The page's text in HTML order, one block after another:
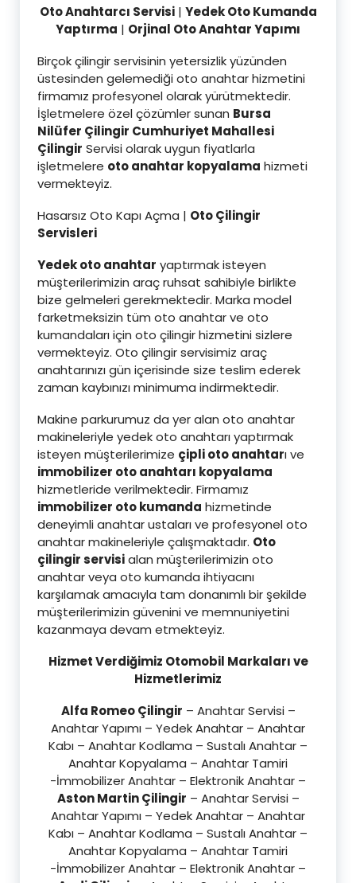
Oto Anahtarcı Servisi| Yedek Oto Kumanda
Yaptırma | Orjinal Oto Anahtar Yapımı
Birçok çilingir servisinin yetersizlik yüzünden
üstesinden gelemediği oto anahtar hizmetini
firmamız profesyonel olarak yürütmektedir.
İşletmelere özel çözümler sunan Bursa
Nilüfer Çilingir Cumhuriyet Mahallesi
Çilingir Servisi olarak uygun fiyatlarla
işletmelere oto anahtar kopyalama hizmeti
vermekteyiz.
Hasarsız Oto Kapı Açma | Oto Çilingir
Servisleri
Yedek oto anahtar yaptırmak isteyen
müşterilerimizin araç ruhsat sahibiyle birlikte
bize gelmeleri gerekmektedir. Marka model
farketmeksizin tüm oto anahtar ve oto
kumandaları için oto çilingir hizmetini sizlere
vermekteyiz. Oto çilingir servisimiz araç
anahtarınızı gün içerisinde size teslim ederek
zaman kaybınızı minimuma indirmektedir.
Makine parkurumuz da yer alan oto anahtar
makineleriyle yedek oto anahtarı yaptırmak
isteyen müşterilerimize çipli oto anahtarı ve
immobilizer oto anahtarı kopyalama
hizmetleride verilmektedir. Firmamız
immobilizer oto kumanda hizmetinde
deneyimli anahtar ustaları ve profesyonel oto
anahtar makineleriyle çalışmaktadır. Oto
çilingir servisialan müşterilerimizin oto
anahtar veya oto kumanda ihtiyacını
karşılamak amacıyla tam donanımlı bir şekilde
müşterilerimizin güvenini ve memnuniyetini
kazanmaya devam etmekteyiz.
Hizmet Verdiğimiz Otomobil Markaları ve
Hizmetlerimiz
Alfa Romeo Çilingir – Anahtar Servisi –
Anahtar Yapımı – Yedek Anahtar – Anahtar
Kabı – Anahtar Kodlama – Sustalı Anahtar –
Anahtar Kopyalama – Anahtar Tamiri
-İmmobilizer Anahtar – Elektronik Anahtar –
Aston Martin Çilingir – Anahtar Servisi –
Anahtar Yapımı – Yedek Anahtar – Anahtar
Kabı – Anahtar Kodlama – Sustalı Anahtar –
Anahtar Kopyalama – Anahtar Tamiri
-İmmobilizer Anahtar – Elektronik Anahtar –